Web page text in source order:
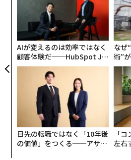
多くの組織は今でも暗黙の公式
＝可視性。最も大きな声を出す
ンにいる。すべてにイエスと言
ていなくても、あらゆる取り組
キャリアの初期、私もまさにそ
雑なプロジェクトを引き受け、
し、一貫して会議に出席するこ
し、自分の席を獲得できると信
らくの間、それは効果があるよ
しかし最終的に、私を目立たせ
AIが変えるのは効率ではなく
顧客体験だ──HubSpot Ja
panが語る「Grow Better」
な組織のつくり方
なぜ
術”
た
ア
目先の転職ではなく「10年後
の価値」をつくる──アサイ
「
左右